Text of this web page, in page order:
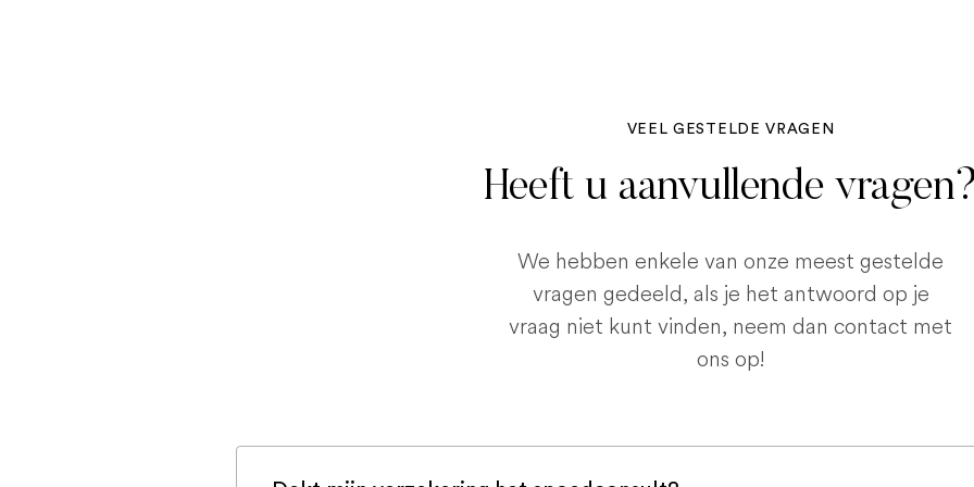
VEEL GESTELDE VRAGEN
Heeft u aanvullende
We hebben enkele van onze meest gestelde
vragen gedeeld, als je het antwoord op je
vraag niet kunt vinden, neem dan contact met
ons op!